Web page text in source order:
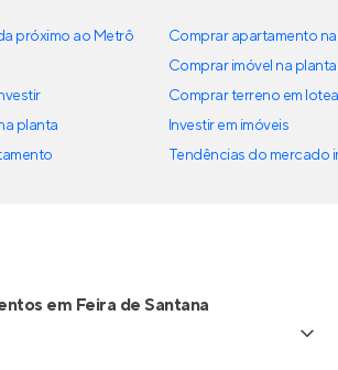
próximo ao Metrô
planta
Comprar apartamento
Comprar imóvel na planta
Comprar terreno em
Investir em imóveis
Tendências do mercado
em Feira de Santana